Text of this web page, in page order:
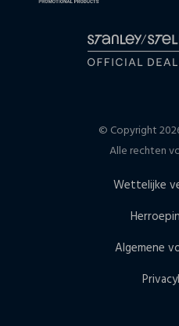
© Copyright
Alle rechten
Wettelijke
Algemene